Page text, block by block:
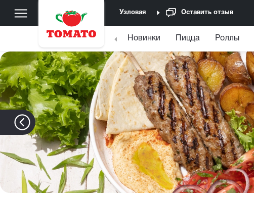
Узловая Оставить отзыв
Новинки Пицца Роллы